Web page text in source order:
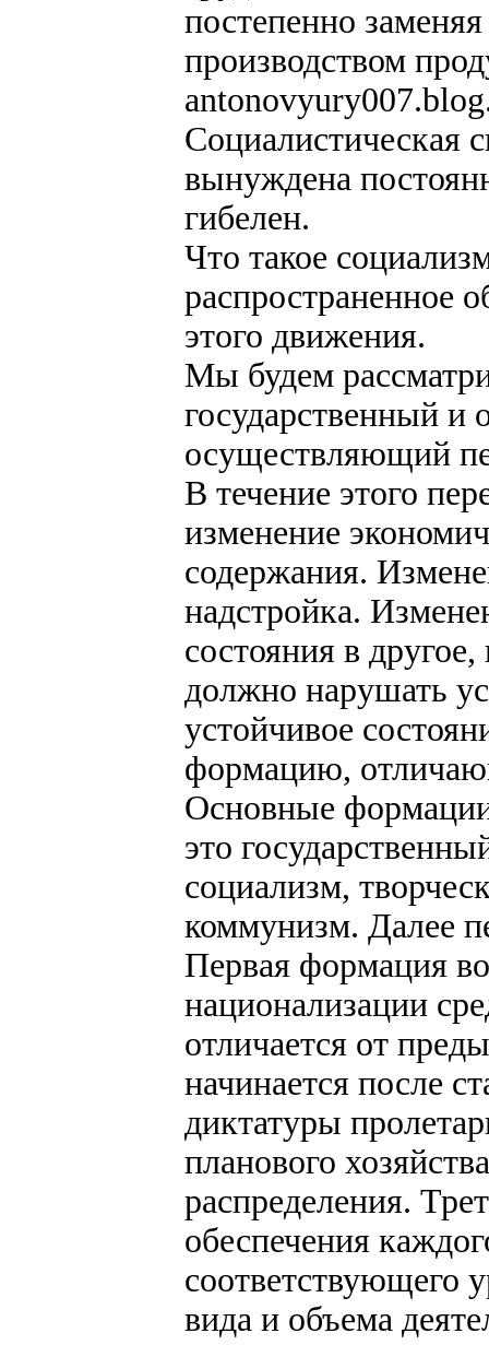
постепенно
производством
Социалистическая
вынуждена
гибелен.
Что такое
распространенное
этого движения.
Мы будем
государственный и
осуществляющий
В течение этого
изменение
содержания.
надстройка.
состояния в
должно нарушать
устойчивое
формацию,
Основные
это
социализм,
коммунизм. Далее
Первая формация
национализации
отличается от
начинается после
диктатуры
планового
распределения.
обеспечения
соответствующего
вида и объема